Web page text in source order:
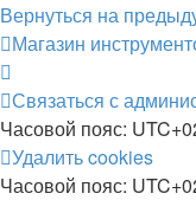
Вернуться на
Магазин
Связаться с
Часовой пояс:
Удалить cookies
Часовой пояс: